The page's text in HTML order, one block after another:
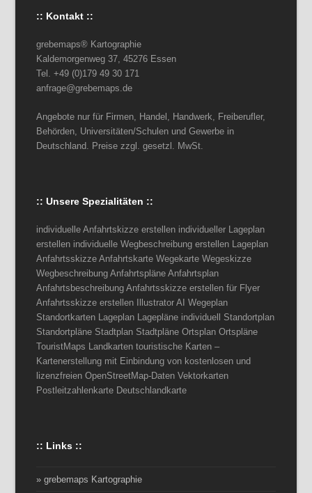
:: Kontakt ::
grebemaps® Kartographie
Kaldemorgenweg 37, 45276 Essen
Tel. +49 (0)179 49 30 171
anfrage@grebemaps.de
Angebote nur für Firmen, Handel, Handwerk, Freiberufler,
Behörden, Universitäten/Schulen und Gewerbe in
Deutschland. Preise zzgl. gesetzl. MwSt.
:: Unsere Spezialitäten ::
individuelle Anfahrtskizze erstellen individueller Lageplan
erstellen individuelle Wegbeschreibung erstellen Lageplan
Anfahrtsskizze Anfahrtskarte Wegekarte Wegeskizze
Wegbeschreibung Anfahrtspläne Anfahrtsplan
Anfahrtsbeschreibung Anfahrtsskizze erstellen für Flyer
Anfahrtsskizze erstellen Illustrator AI Wegeplan
Standortkarten Lageplan Lagepläne individuell Standortplan
Standortpläne Stadtplan Stadtpläne Ortsplan Ortspläne
TouristMaps Landkarten touristische Karten –
Kartenerstellung mit Einbindung von kostenlosen und
lizenzfreien OpenStreetMap-Daten Vektorkarten
Postleitzahlenkarte Deutschlandkarte
:: Links ::
» grebemaps Kartographie